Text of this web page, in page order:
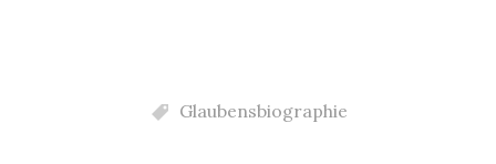
Glaubensbiographie